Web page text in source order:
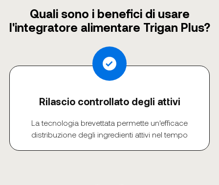
Quali sono i benefici di usare
l'integratore alimentare Trigan Plus?
Rilascio controllato degli attivi
La tecnologia brevettata permette un'efficace
distribuzione degli ingredienti attivi nel tempo